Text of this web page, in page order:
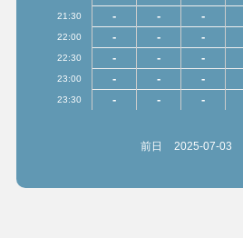
21:30 - - -
22:00 - - -
22:30 - - -
23:00 - - -
23:30 - - -
前日 2025-07-03